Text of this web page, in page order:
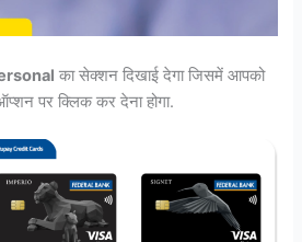
का सेक्शन दिखाई देगा जिसमें आपको
पर क्लिक कर देना होगा.